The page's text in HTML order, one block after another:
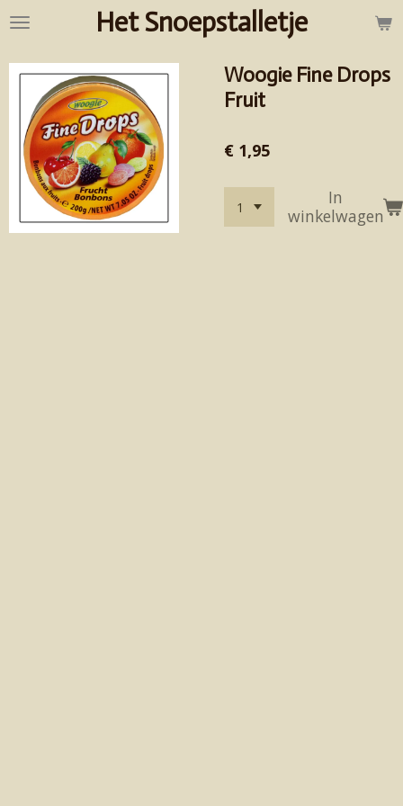
Ga
de
hoofdinhoud
Het Snoepstalletje
Woogie Fine Drops
Fruit
€ 1,95
In
winkelwagen